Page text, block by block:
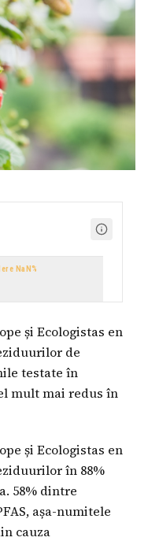
NaN%
și Ecologistas en
de
testate în
mult mai redus în
și Ecologistas en
în 88%
58% dintre
așa-numitele
cauza